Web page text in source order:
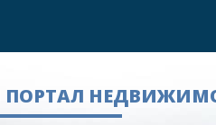
ПОРТАЛ